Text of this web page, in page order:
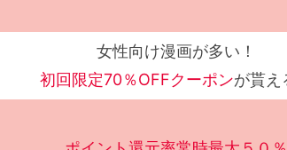
女性向け漫画が多い！
初回限定70％OFFクーポンが貰え